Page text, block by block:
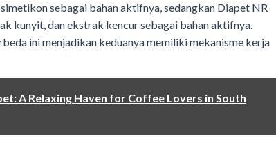
sebagai bahan aktifnya, sedangkan Diapet NR
kunyit, dan ekstrak kencur sebagai bahan aktifnya.
ini menjadikan keduanya memiliki mekanisme kerja
A Relaxing Haven for Coffee Lovers in South